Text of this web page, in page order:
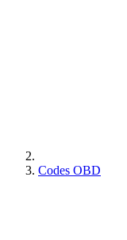
Codes OBD